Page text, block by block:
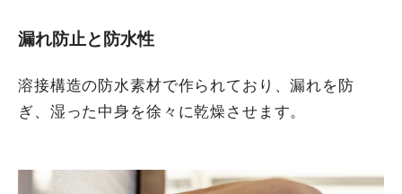
漏れ防止と防水性
溶接構造の防水素材で作られており、漏れを防
ぎ、湿った中身を徐々に乾燥させます。